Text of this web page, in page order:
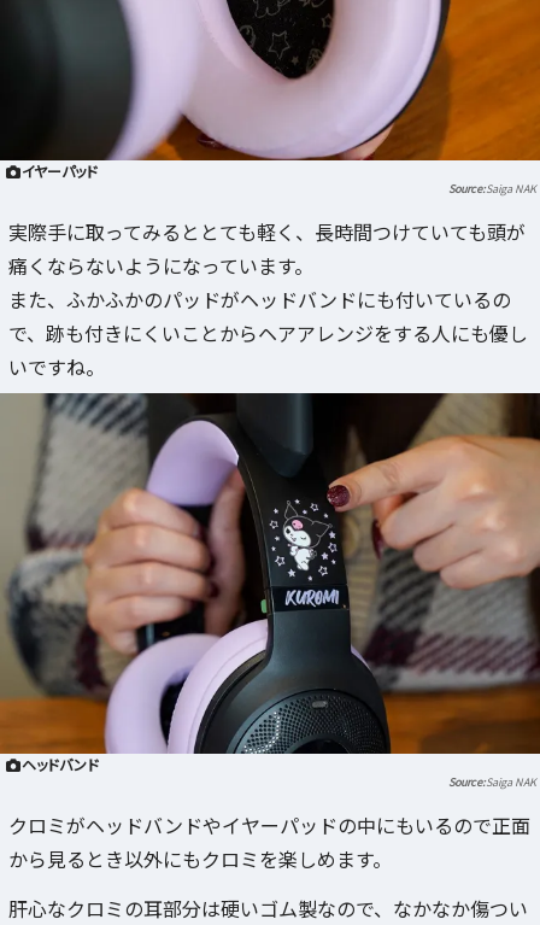
イヤーパッド
Saiga NAK
実際手に取ってみるととても軽く、長時間つけていても頭が
痛くならないようになっています。
また、ふかふかのパッドがヘッドバンドにも付いているの
で、跡も付きにくいことからヘアアレンジをする人にも優し
いですね。
ヘッドバンド
Saiga NAK
クロミがヘッドバンドやイヤーパッドの中にもいるので正面
から見るとき以外にもクロミを楽しめます。
肝心なクロミの耳部分は硬いゴム製なので、なかなか傷つい